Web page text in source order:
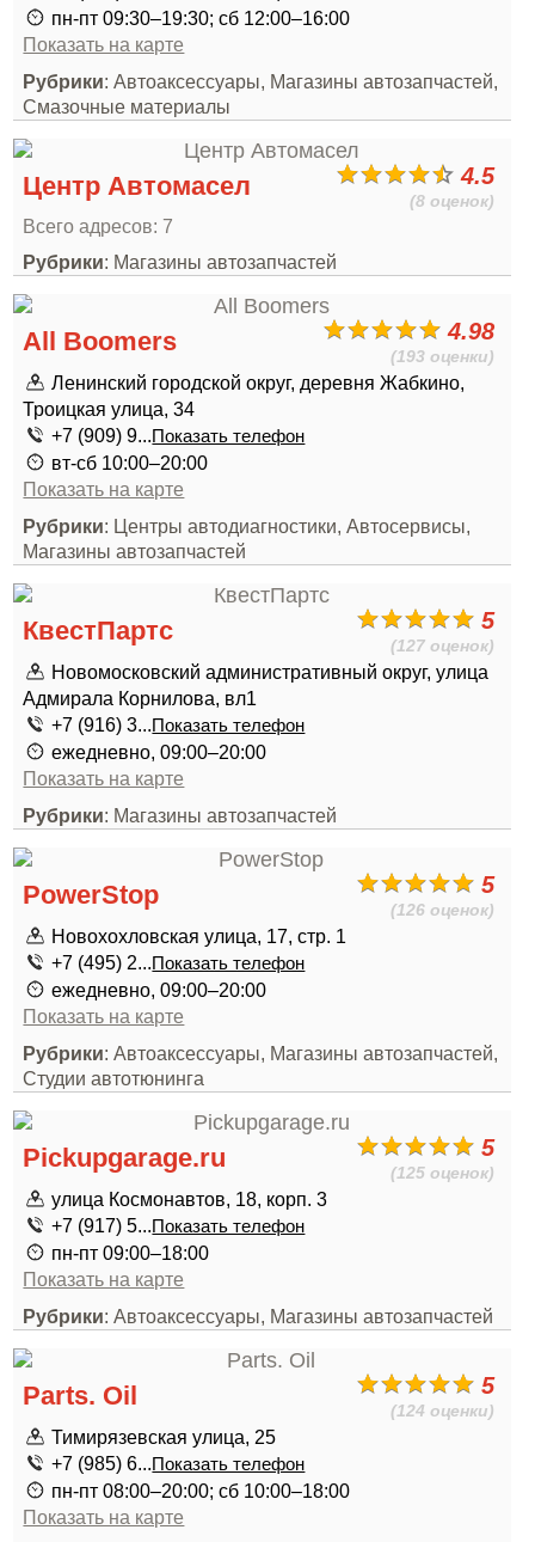
пн-пт 09:30–19:30; сб 12:00–16:00
Показать на карте
Рубрики: Автоаксессуары, Магазины автозапчастей,
Смазочные материалы
4.5
(8 оценок)
Центр Автомасел
Всего адресов: 7
Рубрики: Магазины автозапчастей
4.98
(193 оценки)
All Boomers
Ленинский городской округ, деревня Жабкино,
Троицкая улица, 34
+7 (909) 9...Показать телефон
вт-сб 10:00–20:00
Показать на карте
Рубрики: Центры автодиагностики, Автосервисы,
Магазины автозапчастей
5
(127 оценок)
КвестПартс
Новомосковский административный округ, улица
Адмирала Корнилова, вл1
+7 (916) 3...Показать телефон
ежедневно, 09:00–20:00
Показать на карте
Рубрики: Магазины автозапчастей
5
(126 оценок)
PowerStop
Новохохловская улица, 17, стр. 1
+7 (495) 2...Показать телефон
ежедневно, 09:00–20:00
Показать на карте
Рубрики: Автоаксессуары, Магазины автозапчастей,
Студии автотюнинга
5
(125 оценок)
Pickupgarage.ru
улица Космонавтов, 18, корп. 3
+7 (917) 5...Показать телефон
пн-пт 09:00–18:00
Показать на карте
Рубрики: Автоаксессуары, Магазины автозапчастей
5
(124 оценки)
Parts. Oil
Тимирязевская улица, 25
+7 (985) 6...Показать телефон
пн-пт 08:00–20:00; сб 10:00–18:00
Показать на карте